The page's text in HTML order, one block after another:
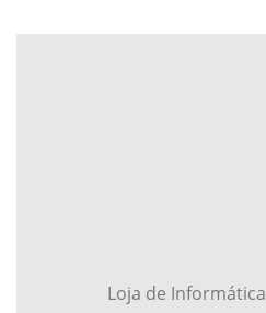
Loja de Informática